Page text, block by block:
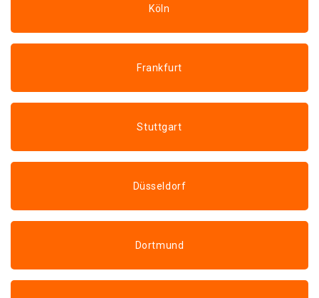
Köln
Frankfurt
Stuttgart
Düsseldorf
Dortmund